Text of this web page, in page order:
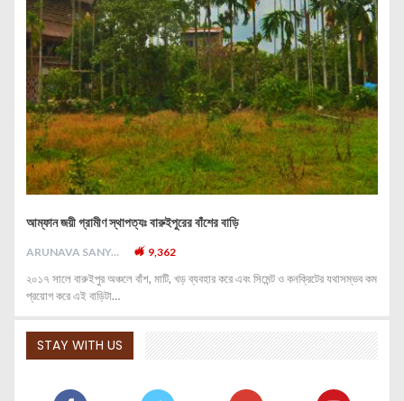
আম্ফান জয়ী গ্রামীণ স্থাপত্যঃ বারুইপুরের বাঁশের বাড়ি
ARUNAVA SANYAL 9,362
২০১৭ সালে বারুইপুর অঞ্চলে বাঁশ, মাটি, খড় ব্যবহার করে এবং সিমেন্ট ও কনক্রিটের যথাসম্ভব কম
প্রয়োগ করে এই বাড়িটা…
STAY WITH US